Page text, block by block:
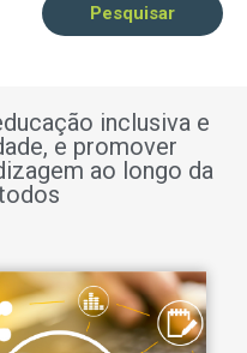
Pesquisar
inclusiva e
e promover
ao longo da